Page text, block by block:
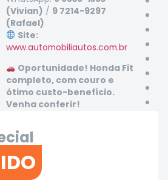
(Vivian) / 9 7214-9297
(Rafael)
Site:
www.automobiliautos.com.br
Oportunidade! Honda Fit
completo, com couro e
ótimo custo-benefício.
Venha conferir!